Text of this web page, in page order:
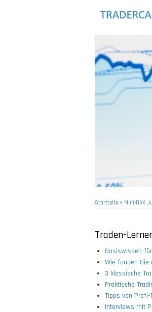
Startseite> Mini-DAX
Traden-
Basiswissen
Wie fangen Sie
3 klassische
Praktische
Tipps von Profi-
Interviews mit